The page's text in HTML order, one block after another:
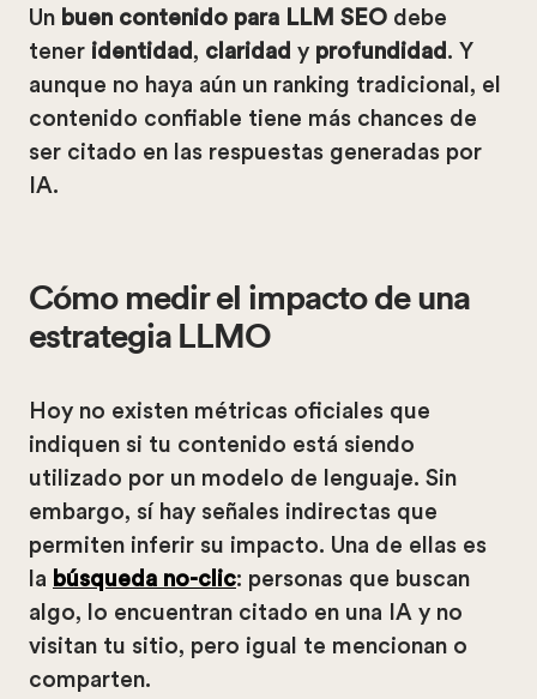
Un buen contenido para LLM SEO debe
tener identidad, claridad y profundidad . Y
aunque no haya aún un ranking tradicional, el
contenido confiable tiene más chances de
ser citado en las respuestas generadas por
IA.
Cómo medir el impacto de una
estrategia LLMO
Hoy no existen métricas oficiales que
indiquen si tu contenido está siendo
utilizado por un modelo de lenguaje. Sin
embargo, sí hay señales indirectas que
permiten inferir su impacto. Una de ellas es
la búsqueda no-clic: personas que buscan
algo, lo encuentran citado en una IA y no
visitan tu sitio, pero igual te mencionan o
comparten.